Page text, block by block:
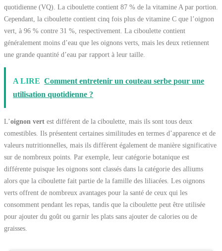
quotidienne (VQ). La ciboulette contient 87 % de la vitamine A par portion.
Cependant, la ciboulette contient cinq fois plus de vitamine C que l’oignon
vert, à 96 % contre 31 %, respectivement. La ciboulette contient
généralement moins d’eau que les oignons verts, mais les deux retiennent
une grande quantité d’eau par rapport à leur taille.
A LIRE Comment entretenir un couteau serbe pour une
utilisation quotidienne ?
L’oignon vert est différent de la ciboulette, mais ils sont tous deux
comestibles. Ils présentent certaines similitudes en termes d’apparence et de
valeurs nutritionnelles, mais ils diffèrent également de manière significative
sur de nombreux points. Par exemple, leur catégorie botanique est
différente puisque les oignons sont classés dans la catégorie des alliums
alors que la ciboulette fait partie de la famille des liliacées. Les oignons
verts offrent de nombreux avantages pour la santé de ceux qui les
consomment pendant les repas, tandis que la ciboulette peut être utilisée
pour ajouter du goût ou garnir les plats sans ajouter de calories ou de
graisses.